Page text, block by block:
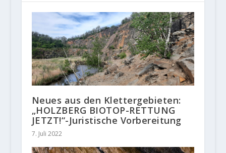
Neues aus den Klettergebieten:
„HOLZBERG BIOTOP-RETTUNG
JETZT!“-Juristische Vorbereitung
7. Juli 2022